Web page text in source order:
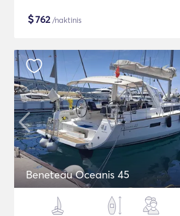
$762/naktinis
Beneteau Oceanis 45